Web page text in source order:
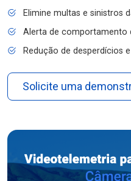
Elimine multas e sinistros
Alerta de comportamento
Redução de desperdícios
Solicite uma